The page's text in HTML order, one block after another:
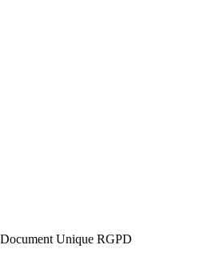
Unique RGPD